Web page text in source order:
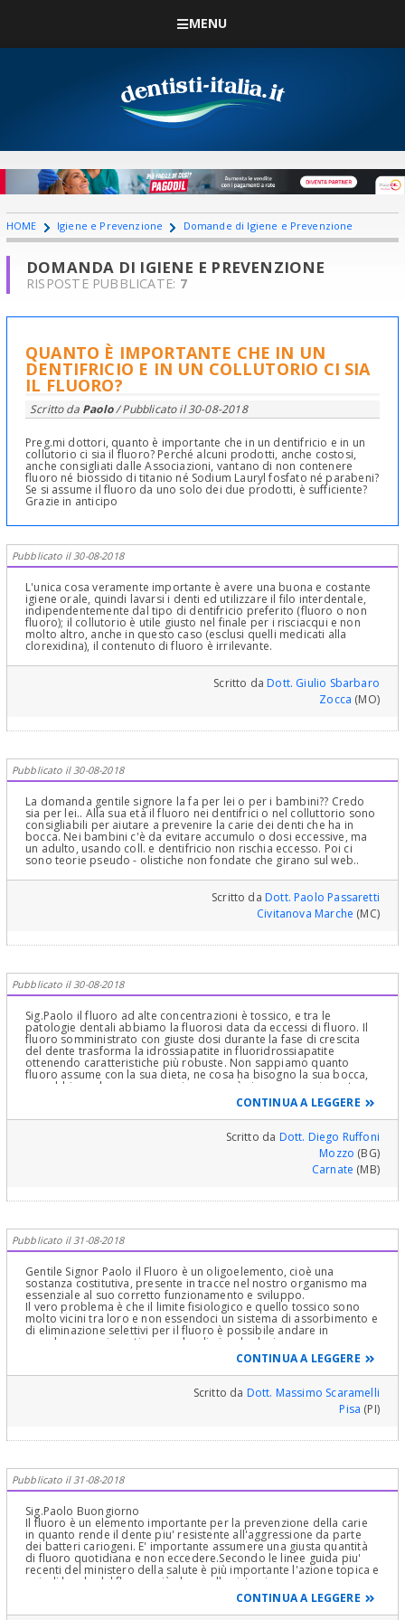
MENU
HOME Igiene e Prevenzione Domande di Igiene e Prevenzione
DOMANDA DI IGIENE E PREVENZIONE
RISPOSTE PUBBLICATE: 7
QUANTO È IMPORTANTE CHE IN UN
DENTIFRICIO E IN UN COLLUTORIO CI SIA
IL FLUORO?
Scritto da Paolo/ Pubblicato il30-08-2018
Preg.mi dottori, quanto è importante che in un dentifricio e in un
collutorio ci sia il fluoro? Perché alcuni prodotti, anche costosi,
anche consigliati dalle Associazioni, vantano di non contenere
fluoro né biossido di titanio né Sodium Lauryl fosfato né parabeni?
Se si assume il fluoro da uno solo dei due prodotti, è sufficiente?
Grazie in anticipo
Pubblicato il 30-08-2018
L'unica cosa veramente importante è avere una buona e costante
igiene orale, quindi lavarsi i denti ed utilizzare il filo interdentale,
indipendentemente dal tipo di dentifricio preferito (fluoro o non
fluoro); il collutorio è utile giusto nel finale per i risciacqui e non
molto altro, anche in questo caso (esclusi quelli medicati alla
clorexidina), il contenuto di fluoro è irrilevante.
Scritto daDott. Giulio Sbarbaro
Zocca (MO)
Pubblicato il 30-08-2018
La domanda gentile signore la fa per lei o per i bambini?? Credo
sia per lei.. Alla sua età il fluoro nei dentifrici o nel colluttorio sono
consigliabili per aiutare a prevenire la carie dei denti che ha in
bocca. Nei bambini c'è da evitare accumulo o dosi eccessive, ma
un adulto, usando coll. e dentifricio non rischia eccesso. Poi ci
sono teorie pseudo - olistiche non fondate che girano sul web..
Scritto daDott. Paolo Passaretti
Civitanova Marche (MC)
Pubblicato il 30-08-2018
Sig.Paolo il fluoro ad alte concentrazioni è tossico, e tra le
patologie dentali abbiamo la fluorosi data da eccessi di fluoro. Il
fluoro somministrato con giuste dosi durante la fase di crescita
del dente trasforma la idrossiapatite in fluoridrossiapatite
ottenendo caratteristiche più robuste. Non sappiamo quanto
fluoro assume con la sua dieta, ne cosa ha bisogno la sua bocca,
non abbiamo la sua anamnesi, come può ricevere una risposta
fondata su qualcosa di serio. Oggi il fluoro non lo gestisce la
scienza, ma la pubblicità, per cui la sua domanda non meraviglia.
Le consiglio un colloquio con un igienista dentale, qui otterrà tutte
le corrette istruzioni adatte al suo cavo orale, che è unico come un'
CONTINUA A LEGGERE
Scritto da Dott. Diego Ruffoni
Mozzo (BG)
Carnate (MB)
Pubblicato il 31-08-2018
Gentile Signor Paolo il Fluoro è un oligoelemento, cioè una
sostanza costitutiva, presente in tracce nel nostro organismo ma
essenziale al suo corretto funzionamento e sviluppo.
Il vero problema è che il limite fisiologico e quello tossico sono
molto vicini tra loro e non essendoci un sistema di assorbimento e
di eliminazione selettivi per il fluoro è possibile andare in
eccedenza per ingestione anche di piccole dosi se prese con
regolarità, anche se inavvertitamente. È per questo che i pediatri
oggi sono molto più cauti che nel passato sulla supplementazione
dietetica nell'infanzia. È vero che, almeno fino a pochi anni fa, si
aggiungeva fluoro nelle acque potabili per scopi profilattici, ma
visto che oggigiorno tutti quanti beviamo acqua minerale il rischio
tutti sia pure con un distinguo sulla sua concentrazione in
relazione all'etá.
Si ritiene pertanto utile una concentrazione di 1000 parti per
milione di fluoro nel bambino e di 1450 nell'adulto .
Ricordo ai genitori di oggi che almeno da un punto di vista
odontoiatrico già a 12 anni si può considerare come adulta una
dentizione.
Spero di aver risposto per quanto attiene al fluoro.
In merito alle altre sostanze si tratta di elementi non naturali (
sbiancanti ottici- biossido di titanio- ; schiumogeni - lauril solfato- ;
D'altronde è quasi sempre presente anche il biossido di silicio
CONTINUA A LEGGERE
Scritto da Dott. Massimo Scaramelli
Pisa (PI)
Pubblicato il 31-08-2018
Sig.Paolo Buongiorno
Il fluoro è un elemento importante per la prevenzione della carie
in quanto rende il dente piu' resistente all'aggressione da parte
dei batteri cariogeni. E' importante assumere una giusta quantità
di fluoro quotidiana e non eccedere.Secondo le linee guida piu'
recenti del ministero della salute è più importante l'azione topica e
quindi locale del fluoro, più che quella sistemica, ovvero
assumendo il fluoro per bocca.Infatti negli ultimi anni si tende a
non dare, a meno di indicazioni particolari, il fluoro integrativo per
bocca ai bimbi tramite gocce o pastiglie.Quindi e' importante
CONTINUA A LEGGERE